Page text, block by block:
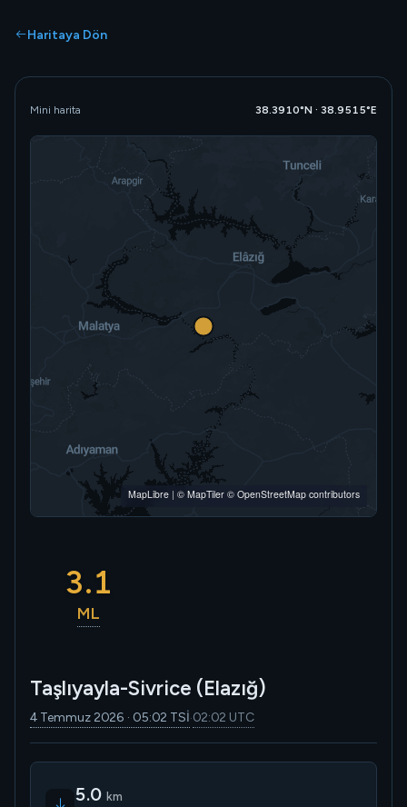
Haritaya Dön
3.1
ML
Taşlıyayla-Sivrice (Elazığ)
4 Temmuz 2026 · 05:02 TSİ·02:02 UTC
5.0 km
Mini harita 38.3910°N · 38.9515°E
MapLibre | © MapTiler © OpenStreetMap contributors